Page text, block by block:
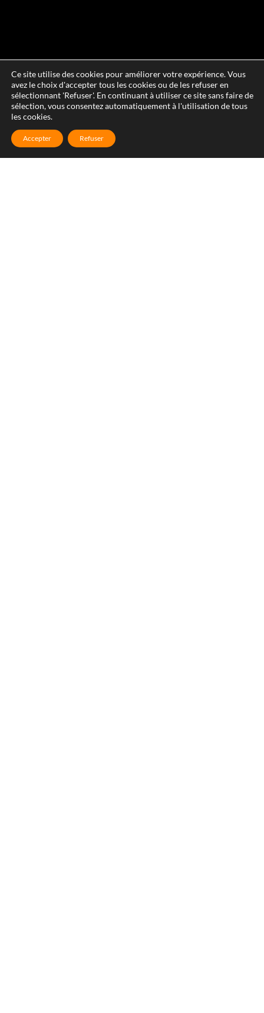
Ce site utilise des cookies pour améliorer votre expérience. Vous
avez le choix d'accepter tous les cookies ou de les refuser en
sélectionnant 'Refuser'. En continuant à utiliser ce site sans faire de
sélection, vous consentez automatiquement à l'utilisation de tous
les cookies.
Accepter Refuser